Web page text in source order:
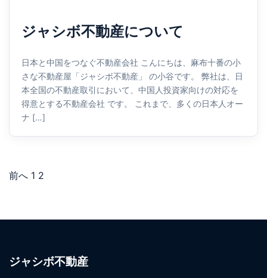
ジャシボ不動産について
日本と中国をつなぐ不動産会社 こんにちは、麻布十番の小
さな不動産屋「ジャシボ不動産」 の小谷です。 弊社は、日
本全国の不動産取引において、中国人投資家向けの対応を
得意とする不動産会社 です。 これまで、多くの日本人オー
ナ […]
前へ 1 2
ジャシボ不動産